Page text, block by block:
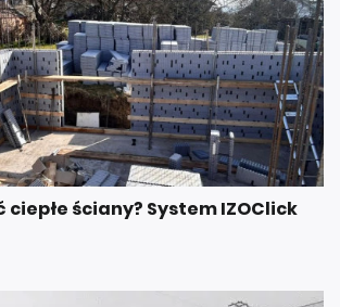
ściany? System IZOClick